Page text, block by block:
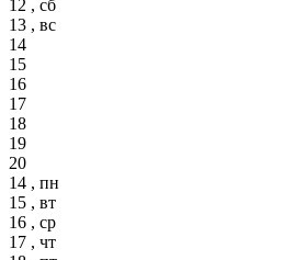
12 , сб
13 , вс
14
15
16
17
18
19
20
14 , пн
15 , вт
16 , ср
17 , чт